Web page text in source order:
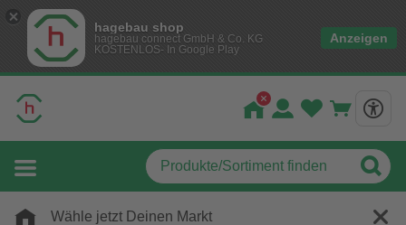
hagebau shop
hagebau connect GmbH & Co. KG
KOSTENLOS- In Google Play
Anzeigen
Wähle jetzt Deinen Markt